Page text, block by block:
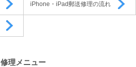
iPhone・iPad郵送修理の流れ
修理メニュー